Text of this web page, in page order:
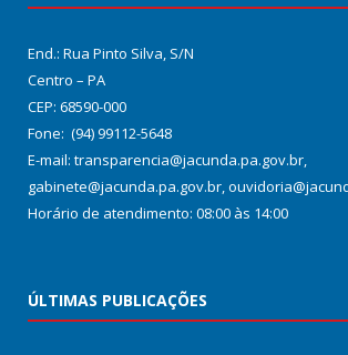
End.: Rua Pinto Silva, S/N
Centro – PA
CEP: 68590-000
Fone: (94) 99112-5648
E-mail: transparencia@jacunda.pa.gov.br,
gabinete@jacunda.pa.gov.br,
Horário de atendimento: 08:00 às 14:00
ÚLTIMAS PUBLICAÇÕES